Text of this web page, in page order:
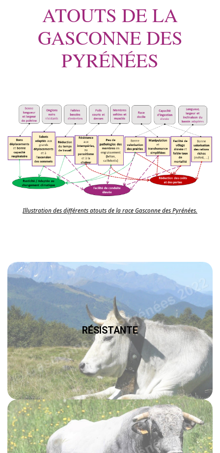
ATOUTS DE LA
GASCONNE DES
PYRÉNÉES
Illustration des différents atouts de la race Gasconne des Pyrénées.
RÉSISTANTE